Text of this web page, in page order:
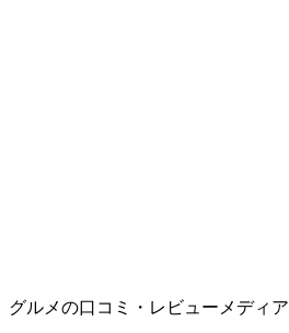
グルメの口コミ・レビューメディア